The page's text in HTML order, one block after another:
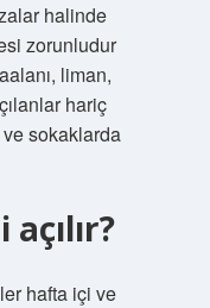
halinde
zorunludur
liman,
hariç
sokaklarda
hafta içi ve